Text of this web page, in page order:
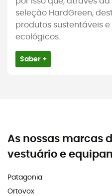
seleção HardGreen,
produtos sustentáveis e
ecológicos.
Saber +
As nossas marcas
vestuário e
Patagonia
Ortovox